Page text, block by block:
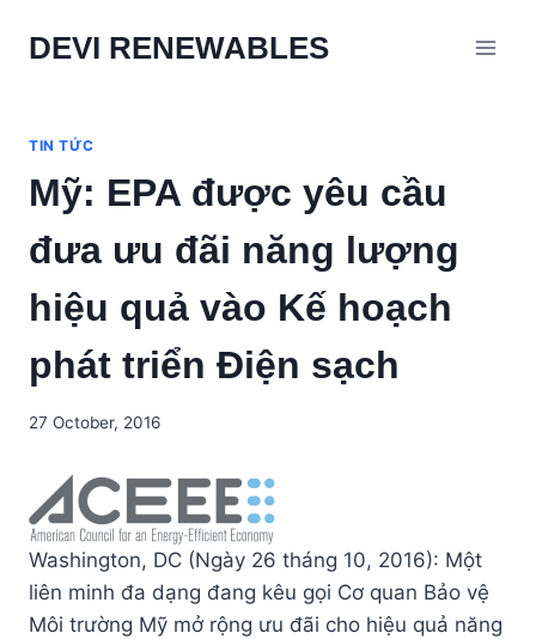
DEVI RENEWABLES
TIN TỨC
Mỹ: EPA được yêu cầu
đưa ưu đãi năng lượng
hiệu quả vào Kế hoạch
phát triển Điện sạch
27 October, 2016
Washington, DC (Ngày 26 tháng 10, 2016): Một
liên minh đa dạng đang kêu gọi Cơ quan Bảo vệ
Môi trường Mỹ mở rộng ưu đãi cho hiệu quả năng